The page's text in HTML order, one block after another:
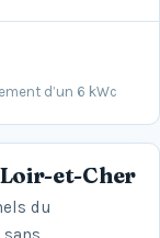
d’un 6 kWc
et-Cher
du